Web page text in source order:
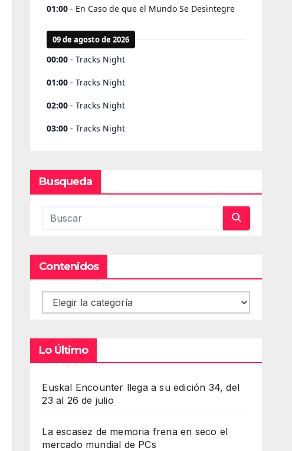
Busqueda
Contenidos
Contenidos
Lo Último
Euskal Encounter llega a su edición 34, del
23 al 26 de julio
La escasez de memoria frena en seco el
mercado mundial de PCs